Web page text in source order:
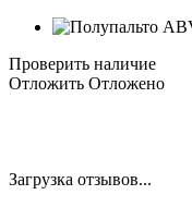
Проверить наличие
Отложить Отложено
Загрузка отзывов...